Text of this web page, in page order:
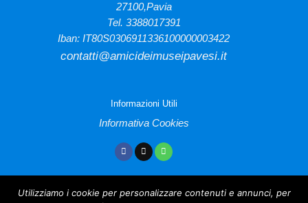
27100,Pavia
Tel. 3388017391
Iban: IT80S0306911336100000003422
contatti@amicideimuseipavesi.it
Informazioni Utili
Informativa Cookies
Utilizziamo i cookie per personalizzare contenuti e annunci, per